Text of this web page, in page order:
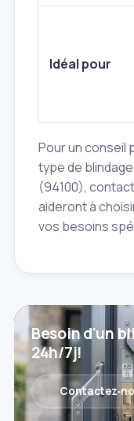
Idéal pour
Pour un conseil
type de blindage
(94100),
aideront à
vos besoins
Besoin d'un
24h/7j!